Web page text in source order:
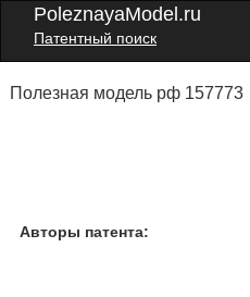
PoleznayaModel.ru
Патентный поиск
Полезная модель рф 157773
Авторы патента: